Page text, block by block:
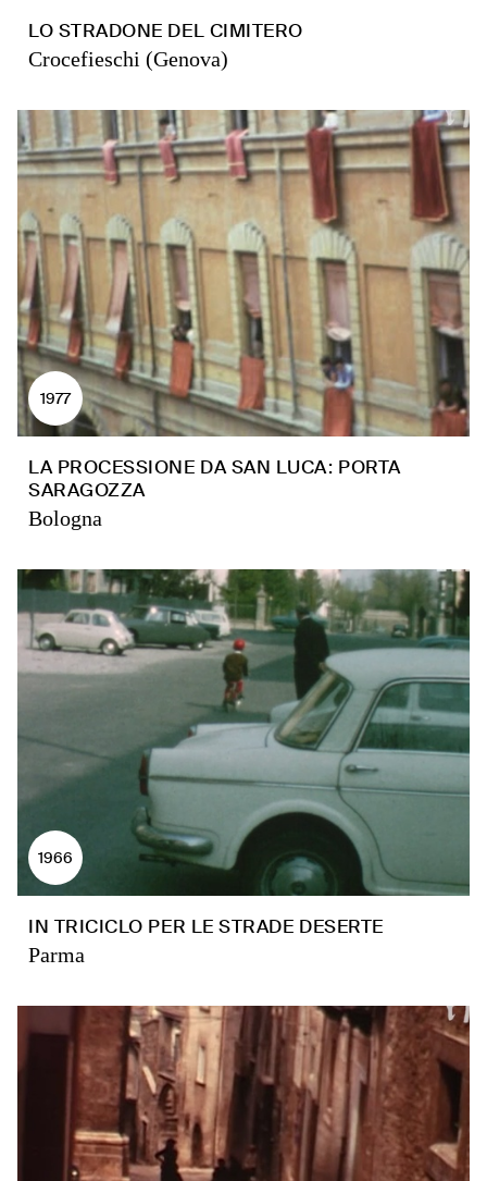
LO STRADONE DEL CIMITERO
Crocefieschi (Genova)
1977
LA PROCESSIONE DA SAN LUCA: PORTA
SARAGOZZA
Bologna
1966
IN TRICICLO PER LE STRADE DESERTE
Parma